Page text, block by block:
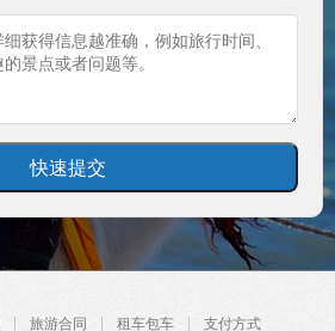
旅游合同 租车包车 支付方式